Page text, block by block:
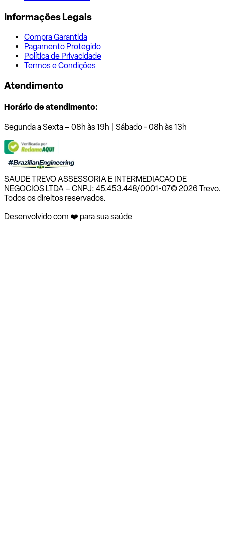
Informações Legais
Compra Garantida
Pagamento Protegido
Política de Privacidade
Termos e Condições
Atendimento
Horário de atendimento:
Segunda a Sexta – 08h às 19h | Sábado - 08h às 13h
SAUDE TREVO ASSESSORIA E INTERMEDIACAO DE
NEGOCIOS LTDA – CNPJ: 45.453.448/0001-07© 2026 Trevo.
Todos os direitos reservados.
Desenvolvido com ❤️ para sua saúde